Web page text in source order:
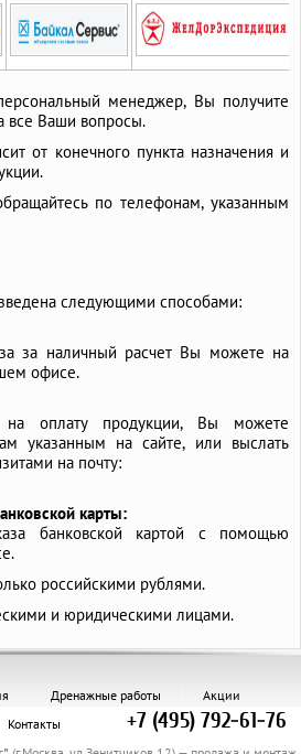
в земле
менеджер, Вы получите
все Ваши вопросы.
от конечного пункта назначения и
по телефонам, указанным
следующими способами:
за наличный расчет Вы можете на
офисе.
оплату продукции, Вы можете
указанным на сайте, или выслать
на почту:
карты:
банковской картой с помощью
российскими рублями.
и юридическими лицами.
Дренажные работы
Акции
Контакты +7 (495) 792-61-76